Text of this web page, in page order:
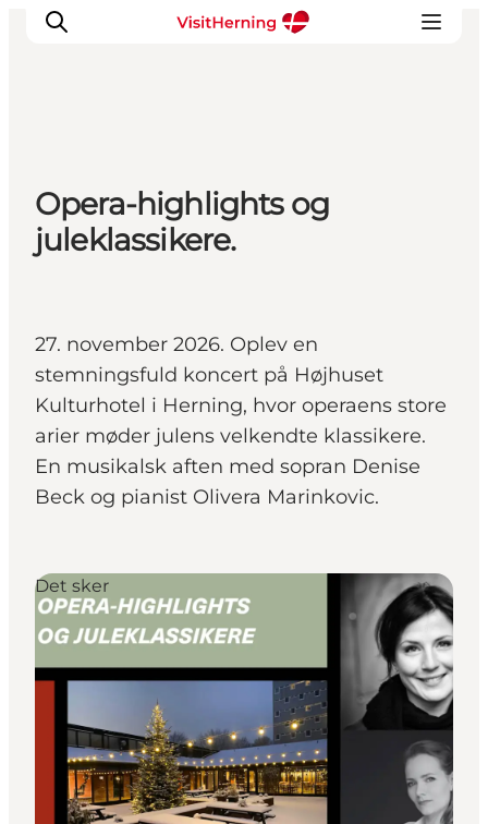
Det sker
Spis, drik og shop
Kunstlandet
Sov godt
Book overnatning
Opera-highlights og
juleklassikere.
27. november 2026. Oplev en
stemningsfuld koncert på Højhuset
Kulturhotel i Herning, hvor operaens store
arier møder julens velkendte klassikere.
En musikalsk aften med sopran Denise
Beck og pianist Olivera Marinkovic.
Det sker